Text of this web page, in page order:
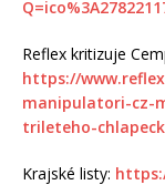
Reflex kritizuje
https://
manipulatori-cz-
trileteho-
Krajské listy: